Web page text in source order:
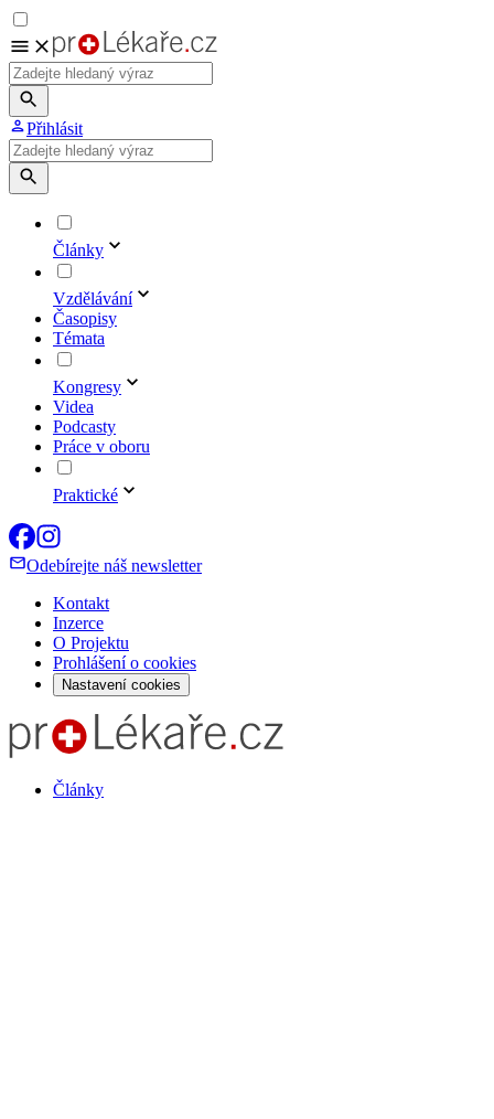
Přihlásit
Články
Vzdělávání
Časopisy
Témata
Kongresy
Videa
Podcasty
Práce v oboru
Praktické
Odebírejte náš newsletter
Kontakt
Inzerce
O Projektu
Prohlášení o cookies
Nastavení cookies
Články